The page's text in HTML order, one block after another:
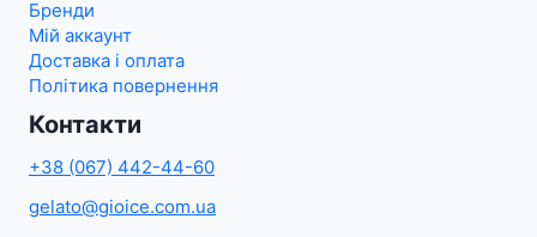
Бренди
Мій аккаунт
Доставка і оплата
Політика повернення
Контакти
+38 (067) 442-44-60
gelato@gioice.com.ua